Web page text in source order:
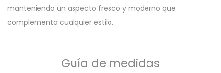
manteniendo un aspecto fresco y moderno que
complementa cualquier estilo.
Guía de medidas